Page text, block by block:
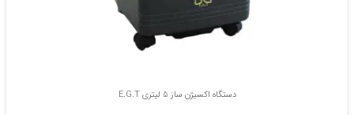
دستگاه اکسیژن ساز 5 لیتری E.G.T